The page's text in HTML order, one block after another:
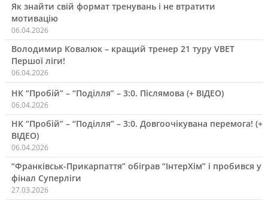
Як знайти свій формат тренувань і не втратити
мотивацію
06.04.2026
Володимир Ковалюк – кращий тренер 21 туру VBET
Першої ліги!
06.04.2026
НК “Пробій” – “Поділля” – 3:0. Післямова (+ ВІДЕО)
06.04.2026
НК “Пробій” – “Поділля” – 3:0. Довгоочікувана перемога! (+
ВІДЕО)
06.04.2026
“Франківськ-Прикарпаття” обіграв “ІнтерХім” і пробився у
фінал Суперліги
27.03.2026